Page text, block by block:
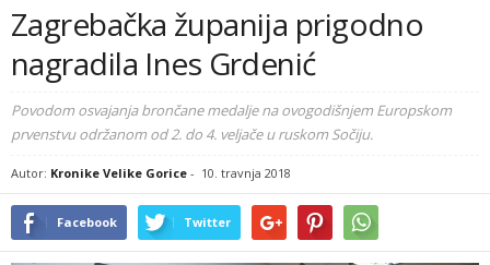
Zagrebačka županija prigodno
nagradila Ines Grdenić
Povodom osvajanja brončane medalje na ovogodišnjem Europskom
prvenstvu održanom od 2. do 4. veljače u ruskom Sočiju.
Autor: Kronike Velike Gorice - 10. travnja 2018
Facebook Twitter